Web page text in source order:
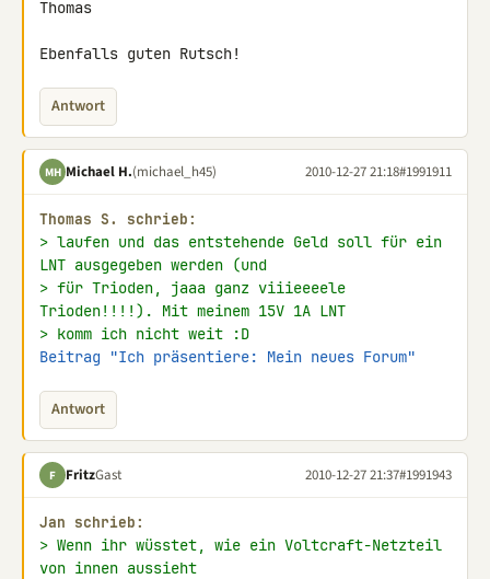
Thomas
Ebenfalls guten Rutsch!
Antwort
MH Michael H.(michael_h45) 2010-12-27 21:18#1991911
Thomas S. schrieb:
> laufen und das entstehende Geld soll für ein
LNT ausgegeben werden (und
> für Trioden, jaaa ganz viiieeeele
Trioden!!!!). Mit meinem 15V 1A LNT
> komm ich nicht weit :D
Beitrag "Ich präsentiere: Mein neues Forum"
Antwort
F FritzGast 2010-12-27 21:37#1991943
Jan schrieb:
> Wenn ihr wüsstet, wie ein Voltcraft-Netzteil
von innen aussieht